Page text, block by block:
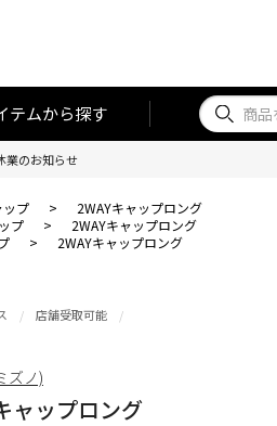
テムから探す
業のお知らせ
ップ >
2WAYキャップロング
プ >
2WAYキャップロング
> 2WAYキャップロング
店舗受取可能
ャップロング
ズノ)